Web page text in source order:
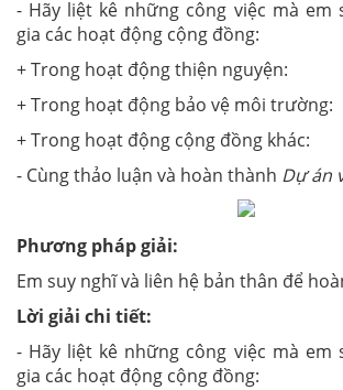
- Hãy liệt kê những công việc mà em
gia các hoạt động cộng đồng:
+ Trong hoạt động thiện nguyện:
+ Trong hoạt động bảo vệ môi trường:
+ Trong hoạt động cộng đồng khác:
- Cùng thảo luận và hoàn thành Dự án
Phương pháp giải:
Em suy nghĩ và liên hệ bản thân để
Lời giải chi tiết:
- Hãy liệt kê những công việc mà em
gia các hoạt động cộng đồng: